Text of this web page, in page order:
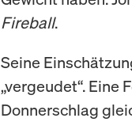
Fireball.
Seine
„vergeudet“. Eine
Donnerschlag